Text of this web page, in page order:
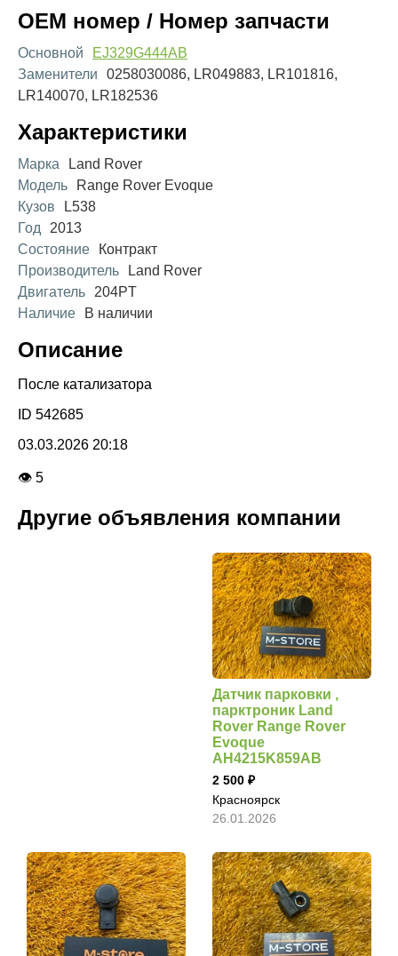
OEM номер / Номер запчасти
Основной
EJ329G444AB
Заменители
0258030086, LR049883, LR101816,
LR140070, LR182536
Характеристики
Марка
Land Rover
Модель
Range Rover Evoque
Кузов
L538
Год
2013
Состояние
Контракт
Производитель
Land Rover
Двигатель
204PT
Наличие
В наличии
Описание
После катализатора
ID 542685
03.03.2026 20:18
👁 5
Другие объявления компании
Датчик парковки ,
парктроник Land
Rover Range Rover
Evoque
AH4215K859AB
2 500
Красноярск
26.01.2026